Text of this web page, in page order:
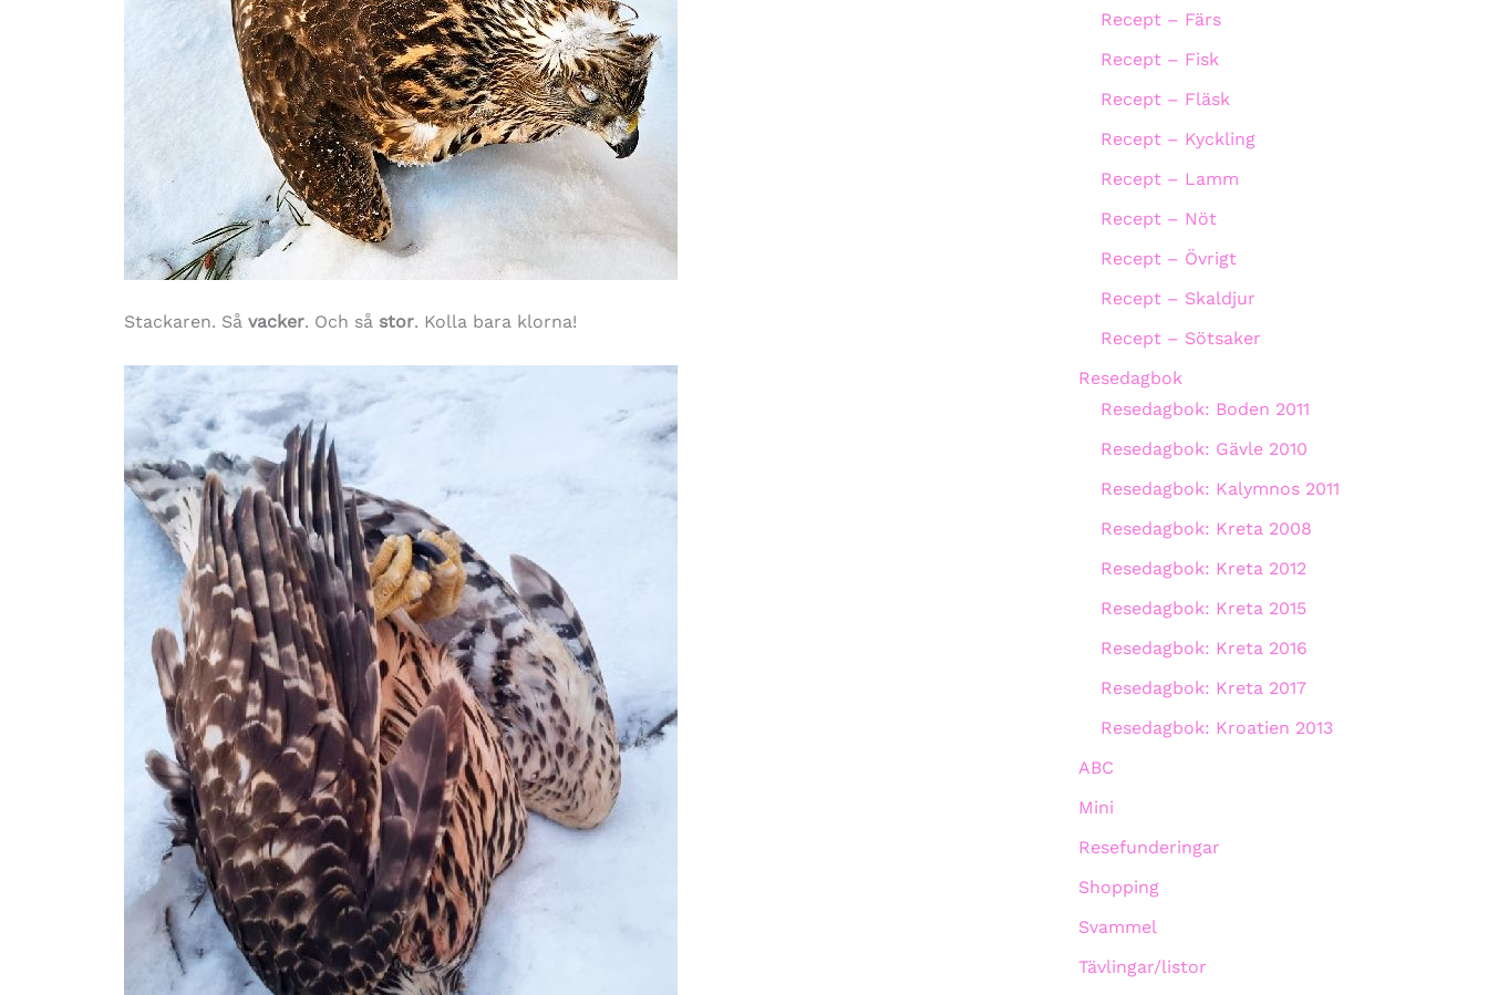
Stackaren. Så vacker. Och så stor. Kolla bara klorna!
Recept – Färs
Recept – Fisk
Recept – Fläsk
Recept – Kyckling
Recept – Lamm
Recept – Nöt
Recept – Övrigt
Recept – Skaldjur
Recept – Sötsaker
Resedagbok
Resedagbok: Boden 2011
Resedagbok: Gävle 2010
Resedagbok: Kalymnos 2011
Resedagbok: Kreta 2008
Resedagbok: Kreta 2012
Resedagbok: Kreta 2015
Resedagbok: Kreta 2016
Resedagbok: Kreta 2017
Resedagbok: Kroatien 2013
ABC
Mini
Resefunderingar
Shopping
Svammel
Tävlingar/listor